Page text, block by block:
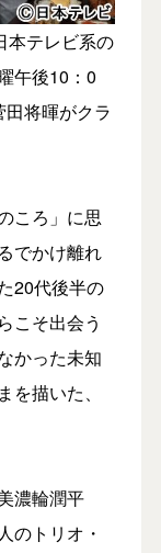
本テレビ系の
午後10：0
将暉がクラ
ころ」に思
でかけ離れ
20代後半の
こそ出会う
かった未知
描いた、
濃輪潤平
のトリオ・